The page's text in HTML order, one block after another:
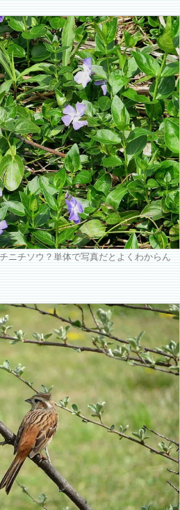
ニチソウ？単体で写真だとよくわからん